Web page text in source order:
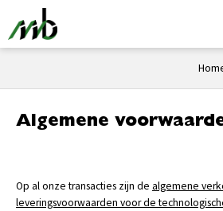
Algemene
Op al onze transacties zijn de algemene
leveringsvoorwaarden voor de